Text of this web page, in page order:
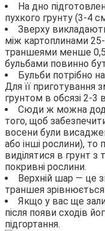
На дно
пухкого грунту (3-4
Зверху
між картоплинами
траншеями менше
бульбами повинно
Бульби потрібно
Для її приготування
грунтом в обсязі 2-3
Сюди ж можна
того, щоб
восени були
або інші рослини), то
виділятися в грунт з
покривні рослини.
Верхній шар — це
траншея
Якщо у вас ще
після появи сходів
підгортання.